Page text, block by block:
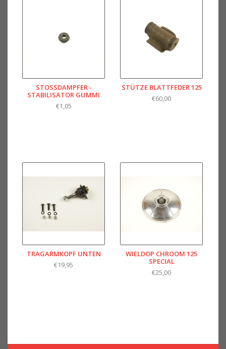
STOSSDAMPFER -
STABILISATOR GUMMI
€1,05
STÜTZE BLATTFEDER 125
€60,00
TRAGARMKOPF UNTEN
€19,95
WIELDOP CHROOM 125
SPECIAL
€25,00